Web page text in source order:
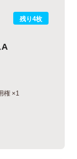
残り4枚
権 ×1